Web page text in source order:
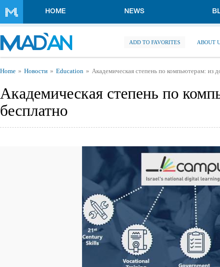
HOME NEWS
ADD TO FAVORITES ABOUT
You are here
Home Новости Education Академическая степень по компьютерам: из
Академическая степень по
бесплатно